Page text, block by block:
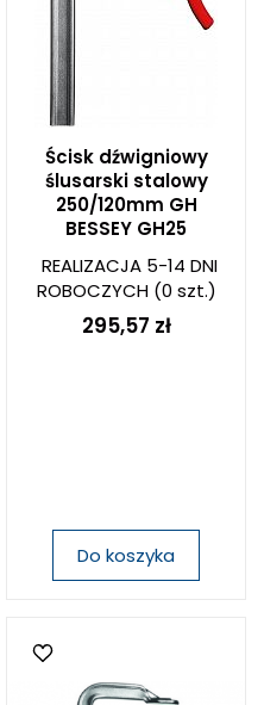
Ścisk dźwigniowy
ślusarski stalowy
250/120mm GH
BESSEY GH25
REALIZACJA 5-14 DNI
ROBOCZYCH(0 szt.)
295,57 zł
Do koszyka